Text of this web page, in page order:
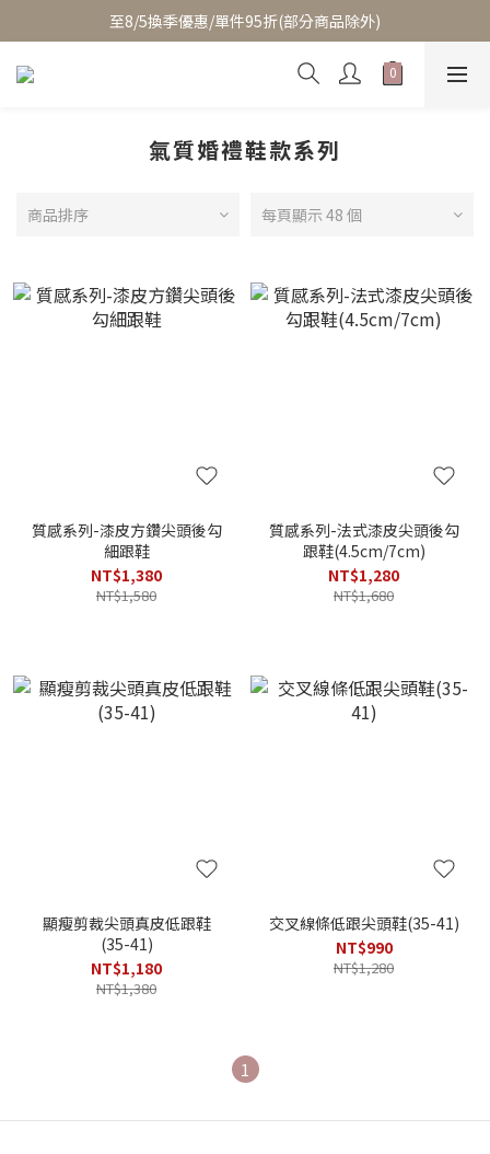
至8/5換季優惠/單件95折(部分商品除外)
至8/5換季優惠/單件95折(部分商品除外)
累積消費滿$3800即成為VIP/天天享95折優惠(可疊加折扣)
氣質婚禮鞋款系列
商品排序 每頁顯示 48 個
質感系列-漆皮方鑽尖頭後勾
細跟鞋
NT$1,380
NT$1,580
質感系列-法式漆皮尖頭後勾
跟鞋(4.5cm/7cm)
NT$1,280
NT$1,680
顯瘦剪裁尖頭真皮低跟鞋
(35-41)
NT$1,180
NT$1,380
交叉線條低跟尖頭鞋(35-41)
NT$990
NT$1,280
1